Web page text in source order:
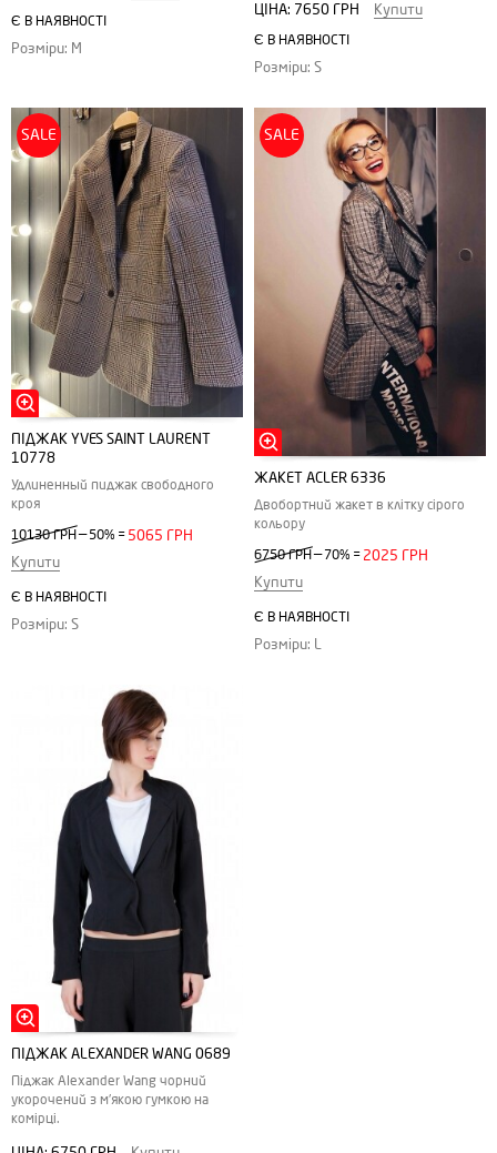
Є В НАЯВНОСТІ
Розміри: M
ЦІНА: 7650 ГРН Купити
Є В НАЯВНОСТІ
Розміри: S
SALE
ПІДЖАК YVES SAINT LAURENT
10778
Удлиненный пиджак свободного
кроя
10130 ГРН— 50% = 5065 ГРН
Купити
Є В НАЯВНОСТІ
Розміри: S
SALE
ЖАКЕТ ACLER 6336
Двобортний жакет в клітку сірого
кольору
6750 ГРН — 70% = 2025 ГРН
Купити
Є В НАЯВНОСТІ
Розміри: L
ПІДЖАК ALEXANDER WANG 0689
Піджак Alexander Wang чорний
укорочений з м'якою гумкою на
комірці.